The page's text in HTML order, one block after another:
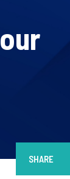
SHARE